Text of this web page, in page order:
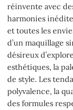
réinvente avec
harmonies
et toutes les
d’un maquillage
désireux
esthétiques, la
de style. Les
polyvalence, la
des formules